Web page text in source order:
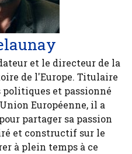
et le directeur de la
de l'Europe. Titulaire
et passionné
Européenne, il a
partager sa passion
et constructif sur le
à plein temps à ce